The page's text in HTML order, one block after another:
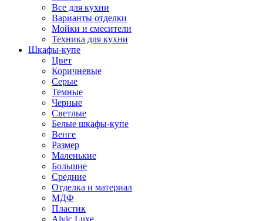
Все для кухни
Варианты отделки
Мойки и смесители
Техника для кухни
Шкафы-купе
Цвет
Коричневые
Серые
Темные
Черные
Светлые
Белые шкафы-купе
Венге
Размер
Маленькие
Большие
Средние
Отделка и материал
МДФ
Пластик
Alvic Luxe